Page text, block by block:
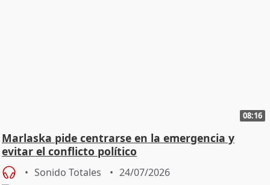
08:16
Marlaska pide centrarse en la emergencia y
evitar el conflicto político
Sonido Totales 24/07/2026